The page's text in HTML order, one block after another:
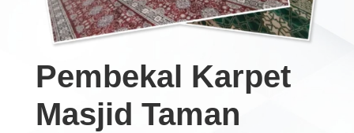
Pembekal Karpet
Masjid Taman